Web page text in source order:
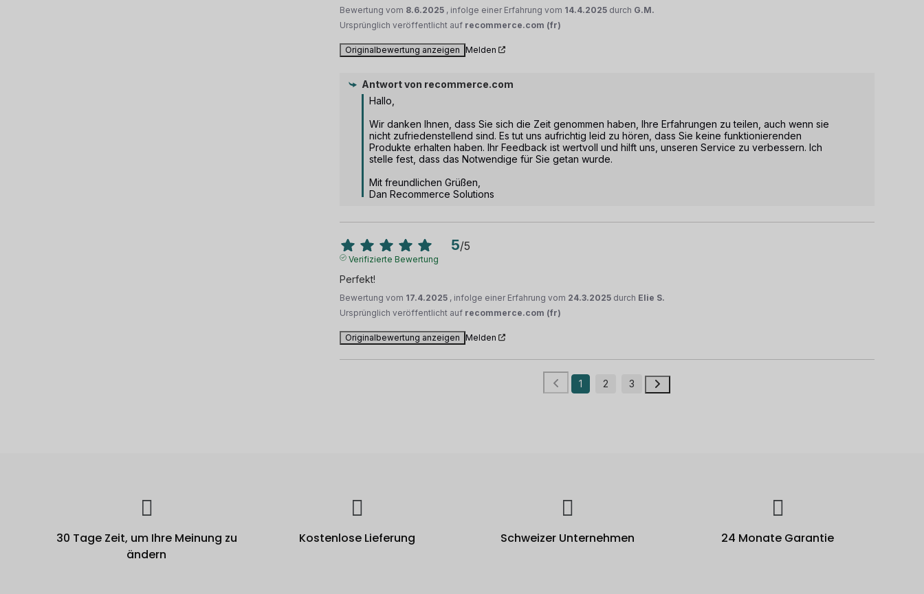
Bewertung vom 8.6.2025 , infolge einer Erfahrung vom 14.4.2025 durch G.M.
Ursprünglich veröffentlicht auf recommerce.com (fr)
Originalbewertung anzeigen Melden
Antwort von recommerce.com
Hallo,
Wir danken Ihnen, dass Sie sich die Zeit genommen haben, Ihre Erfahrungen zu teilen, auch wenn sie
nicht zufriedenstellend sind. Es tut uns aufrichtig leid zu hören, dass Sie keine funktionierenden
Produkte erhalten haben. Ihr Feedback ist wertvoll und hilft uns, unseren Service zu verbessern. Ich
stelle fest, dass das Notwendige für Sie getan wurde.
Mit freundlichen Grüßen,
Dan Recommerce Solutions
5/5
Verifizierte Bewertung
Perfekt!
Bewertung vom 17.4.2025 , infolge einer Erfahrung vom 24.3.2025 durch Elie S.
Ursprünglich veröffentlicht auf recommerce.com (fr)
Originalbewertung anzeigen Melden
1 2 3
30 Tage Zeit, um Ihre Meinung zu
ändern
Kostenlose Lieferung Schweizer Unternehmen 24 Monate Garantie